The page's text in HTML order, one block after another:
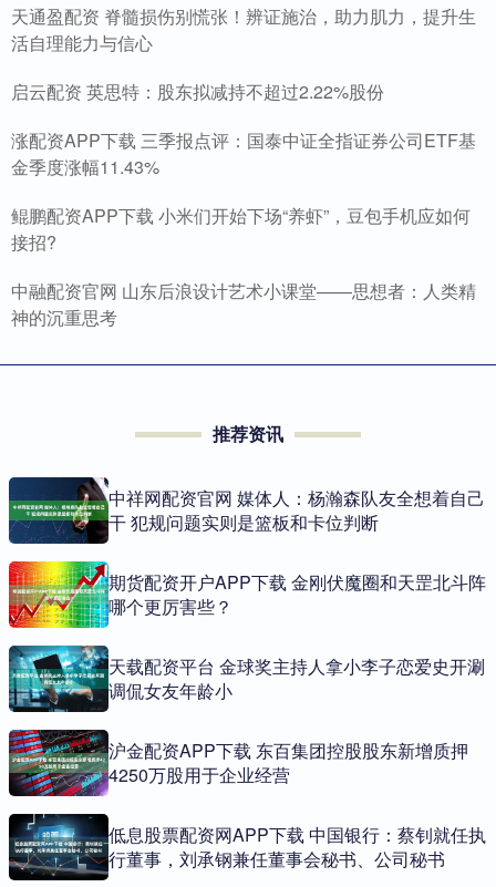
天通盈配资 脊髓损伤别慌张！辨证施治，助力肌力，提升生
活自理能力与信心
启云配资 英思特：股东拟减持不超过2.22%股份
涨配资APP下载 三季报点评：国泰中证全指证券公司ETF基
金季度涨幅11.43%
鲲鹏配资APP下载 小米们开始下场“养虾”，豆包手机应如何
接招?
中融配资官网 山东后浪设计艺术小课堂——思想者：人类精
神的沉重思考
推荐资讯
中祥网配资官网 媒体人：杨瀚森队友全想着自己
干 犯规问题实则是篮板和卡位判断
期货配资开户APP下载 金刚伏魔圈和天罡北斗阵
哪个更厉害些？
天载配资平台 金球奖主持人拿小李子恋爱史开涮
调侃女友年龄小
沪金配资APP下载 东百集团控股股东新增质押
4250万股用于企业经营
低息股票配资网APP下载 中国银行：蔡钊就任执
行董事，刘承钢兼任董事会秘书、公司秘书